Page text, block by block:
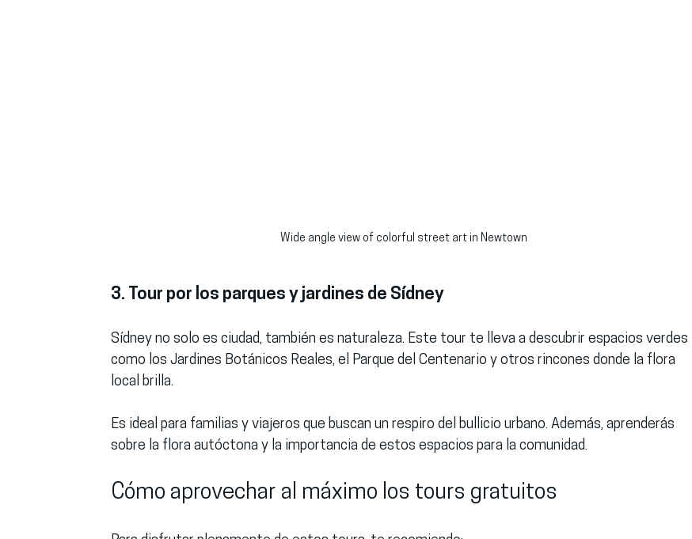
Wide angle view of colorful street art in Newtown
3. Tour por los parques y jardines de Sídney
Sídney no solo es ciudad, también es naturaleza. Este tour te lleva a descubrir espacios verdes
como los Jardines Botánicos Reales, el Parque del Centenario y otros rincones donde la flora
local brilla.
Es ideal para familias y viajeros que buscan un respiro del bullicio urbano. Además, aprenderás
sobre la flora autóctona y la importancia de estos espacios para la comunidad.
Cómo aprovechar al máximo los tours gratuitos